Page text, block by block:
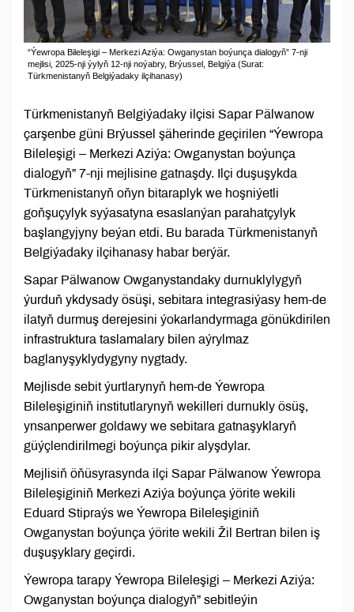
“Ýewropa Bileleşigi – Merkezi Aziýa: Owganystan boýunça dialogyň” 7-nji
mejlisi, 2025-nji ýylyň 12-nji noýabry, Brýussel, Belgiýa (Surat:
Türkmenistanyň Belgiýadaky ilçihanasy)
Türkmenistanyň Belgiýadaky ilçisi Sapar Pälwanow
çarşenbe güni Brýussel şäherinde geçirilen “Ýewropa
Bileleşigi – Merkezi Aziýa: Owganystan boýunça
dialogyň” 7-nji mejlisine gatnaşdy. Ilçi duşuşykda
Türkmenistanyň oňyn bitaraplyk we hoşniýetli
goňşuçylyk syýasatyna esaslanýan parahatçylyk
başlangyjyny beýan etdi. Bu barada Türkmenistanyň
Belgiýadaky ilçihanasy habar berýär.
Sapar Pälwanow Owganystandaky durnuklylygyň
ýurduň ykdysady ösüşi, sebitara integrasiýasy hem-de
ilatyň durmuş derejesini ýokarlandyrmaga gönükdirilen
infrastruktura taslamalary bilen aýrylmaz
baglanyşyklydygyny nygtady.
Mejlisde sebit ýurtlarynyň hem-de Ýewropa
Bileleşiginiň institutlarynyň wekilleri durnukly ösüş,
ynsanperwer goldawy we sebitara gatnaşyklaryň
güýçlendirilmegi boýunça pikir alyşdylar.
Mejlisiň öňüsyrasynda ilçi Sapar Pälwanow Ýewropa
Bileleşiginiň Merkezi Aziýa boýunça ýörite wekili
Eduard Stipraýs we Ýewropa Bileleşiginiň
Owganystan boýunça ýörite wekili Žil Bertran bilen iş
duşuşyklary geçirdi.
Ýewropa tarapy Ýewropa Bileleşigi – Merkezi Aziýa:
Owganystan boýunça dialogyň” sebitleýin